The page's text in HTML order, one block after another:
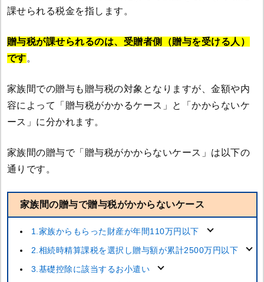
課せられる税金を指します。
贈与税が課せられるのは、受贈者側（贈与を受ける人）
です。
家族間での贈与も贈与税の対象となりますが、金額や内
容によって「贈与税がかかるケース」と「かからないケ
ース」に分かれます。
家族間の贈与で「贈与税がかからないケース」は以下の
通りです。
家族間の贈与で贈与税がかからないケース
1.家族からもらった財産が年間110万円以下
2.相続時精算課税を選択し贈与額が累計2500万円以下
3.基礎控除に該当するお小遣い